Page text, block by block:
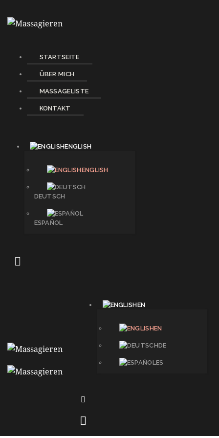
STARTSEITE
ÜBER MICH
MASSAGELISTE
KONTAKT
ENGLISH
ENGLISH
DEUTSCH
ESPAÑOL
EN
EN
DE
ES